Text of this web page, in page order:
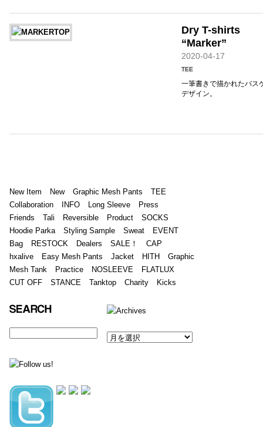
Dry T-shirts
“Marker”
2020-04-17
TEE
一筆書きで描かれたバス
デザイン。
New Item New Graphic Mesh Pants
TEE
Collaboration
INFO Long Sleeve
Press
Friends
Tali Reversible Product
SOCKS
Hoodie Parka
Styling Sample Sweat
EVENT
Bag
RESTOCK Dealers SALE！
CAP
hxalive
Easy Mesh Pants Jacket HITH
Graphic
Mesh Tank
Practice NOSLEEVE
FLATLUX
CUT OFF
STANCE Tanktop Charity Kicks